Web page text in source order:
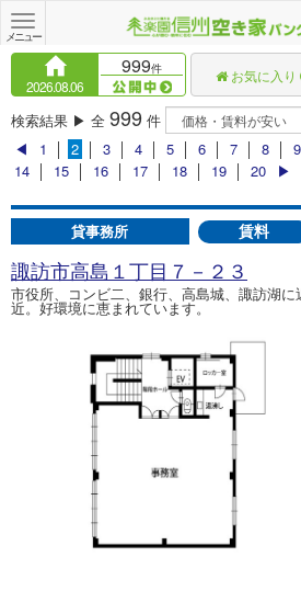
Toggle
navigation
メニュー
2026.08.06
999件 お気に入り
検索結果 ▶ 全 999 件
◀
1 │ 2 │ 3 │ 4 │ 5 │ 6 │ 7 │ 8 │ 9
14 │ 15 │ 16 │ 17 │ 18 │ 19 │ 20 ▶
貸事務所 賃料
諏訪市高島１丁目７－２３
市役所、コンビ二、銀行、高島城、諏訪湖
近。好環境に恵まれています。